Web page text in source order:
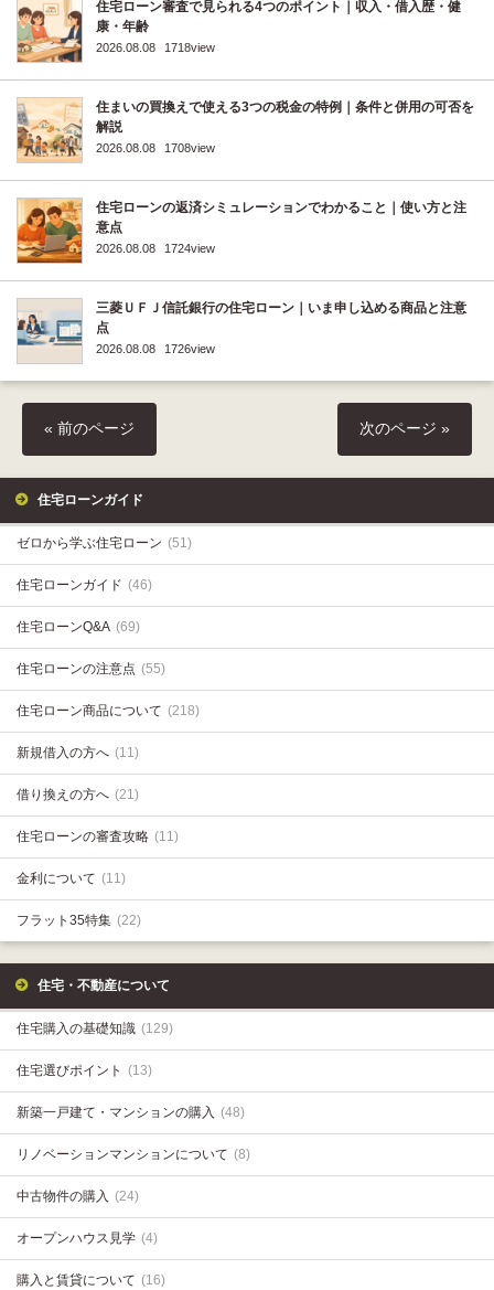
住宅ローン審査で見られる4つのポイント｜収入・借入歴・健
康・年齢
2026.08.08 1718view
住まいの買換えで使える3つの税金の特例｜条件と併用の可否を
解説
2026.08.08 1708view
住宅ローンの返済シミュレーションでわかること｜使い方と注
意点
2026.08.08 1724view
三菱ＵＦＪ信託銀行の住宅ローン｜いま申し込める商品と注意
点
2026.08.08 1726view
« 前のページ 次のページ »
住宅ローンガイド
ゼロから学ぶ住宅ローン (51)
住宅ローンガイド (46)
住宅ローンQ&A (69)
住宅ローンの注意点 (55)
住宅ローン商品について (218)
新規借入の方へ (11)
借り換えの方へ (21)
住宅ローンの審査攻略 (11)
金利について (11)
フラット35特集 (22)
住宅・不動産について
住宅購入の基礎知識 (129)
住宅選びポイント (13)
新築一戸建て・マンションの購入 (48)
リノベーションマンションについて (8)
中古物件の購入 (24)
オープンハウス見学 (4)
購入と賃貸について (16)